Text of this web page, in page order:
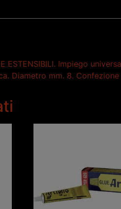
ESTENSIBILI. Impiego
Diametro mm. 8.